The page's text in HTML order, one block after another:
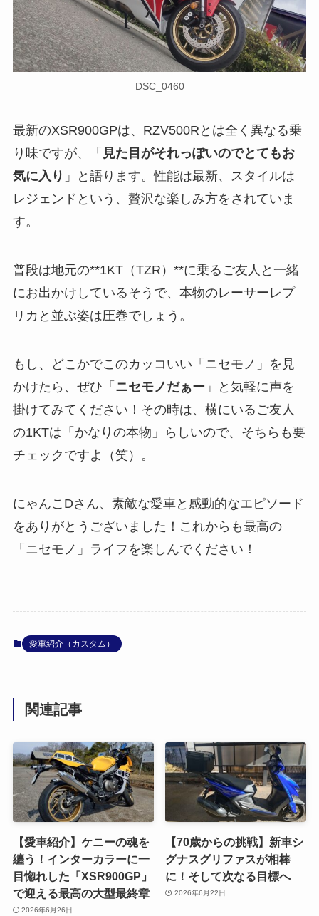
DSC_0460
最新のXSR900GPは、RZV500Rとは全く異なる乗
り味ですが、「 見た目がそれっぽいのでとてもお
気に入り 」と語ります。性能は最新、スタイルは
レジェンドという、贅沢な楽しみ方をされていま
す。
普段は地元の**1KT（TZR）**に乗るご友人と一緒
にお出かけしているそうで、本物のレーサーレプ
リカと並ぶ姿は圧巻でしょう。
もし、どこかでこのカッコいい「ニセモノ」を見
かけたら、ぜひ「 ニセモノだぁー 」と気軽に声を
掛けてみてください！その時は、横にいるご友人
の1KTは「かなりの本物」らしいので、そちらも要
チェックですよ（笑）。
にゃんこDさん、素敵な愛車と感動的なエピソード
をありがとうございました！これからも最高の
「ニセモノ」ライフを楽しんでください！
愛車紹介（カスタム）
関連記事
【愛車紹介】ケニーの魂を
纏う！インターカラーに一
目惚れした「XSR900GP」
で迎える最高の大型最終章
2026年6月26日
【70歳からの挑戦】新車シ
グナスグリファスが相棒
に！そして次なる目標へ
2026年6月22日